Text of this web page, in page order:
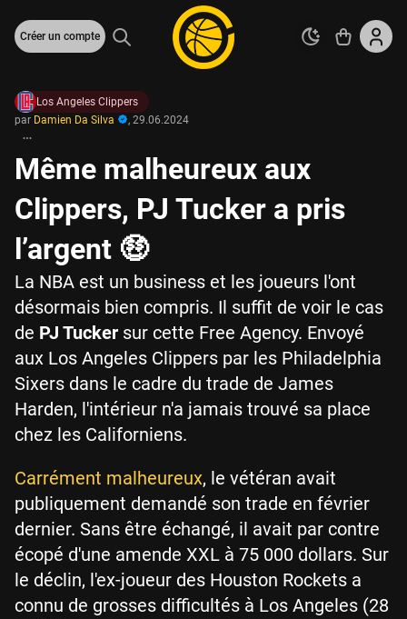
Créer un compte
Los Angeles Clippers
par Damien Da Silva , 29.06.2024
Même malheureux aux
Clippers, PJ Tucker a pris
l’argent 🤑
La NBA est un business et les joueurs l'ont
désormais bien compris. Il suffit de voir le cas
de PJ Tucker sur cette Free Agency. Envoyé
aux Los Angeles Clippers par les Philadelphia
Sixers dans le cadre du trade de James
Harden, l'intérieur n'a jamais trouvé sa place
chez les Californiens.
Carrément malheureux, le vétéran avait
publiquement demandé son trade en février
dernier. Sans être échangé, il avait par contre
écopé d'une amende XXL à 75 000 dollars. Sur
le déclin, l'ex-joueur des Houston Rockets a
connu de grosses difficultés à Los Angeles (28